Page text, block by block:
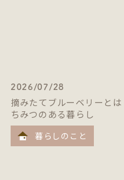
2026/07/28
摘みたてブルーベリーとは
ちみつのある暮らし
暮らしのこと